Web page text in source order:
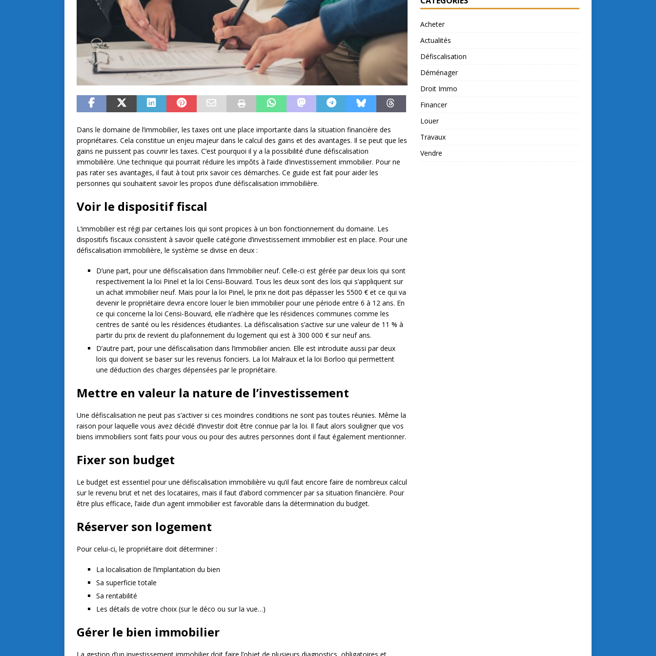
Dans le domaine de l’immobilier, les taxes ont une place importante dans la situation financière des
propriétaires. Cela constitue un enjeu majeur dans le calcul des gains et des avantages. Il se peut que les
gains ne puissent pas couvrir les taxes. C’est pourquoi il y a la possibilité d’une défiscalisation
immobilière. Une technique qui pourrait réduire les impôts à l’aide d’investissement immobilier. Pour ne
pas rater ses avantages, il faut à tout prix savoir ces démarches. Ce guide est fait pour aider les
personnes qui souhaitent savoir les propos d’une défiscalisation immobilière.
Voir le dispositif fiscal
L’immobilier est régi par certaines lois qui sont propices à un bon fonctionnement du domaine. Les
dispositifs fiscaux consistent à savoir quelle catégorie d’investissement immobilier est en place. Pour une
défiscalisation immobilière, le système se divise en deux :
D’une part, pour une défiscalisation dans l’immobilier neuf. Celle-ci est gérée par deux lois qui sont
respectivement la loi Pinel et la loi Censi-Bouvard. Tous les deux sont des lois qui s’appliquent sur
un achat immobilier neuf. Mais pour la loi Pinel, le prix ne doit pas dépasser les 5500 € et ce qui va
devenir le propriétaire devra encore louer le bien immobilier pour une période entre 6 à 12 ans. En
ce qui concerne la loi Censi-Bouvard, elle n’adhère que les résidences communes comme les
centres de santé ou les résidences étudiantes. La défiscalisation s’active sur une valeur de 11 % à
partir du prix de revient du plafonnement du logement qui est à 300 000 € sur neuf ans.
D’autre part, pour une défiscalisation dans l’immobilier ancien. Elle est introduite aussi par deux
lois qui doivent se baser sur les revenus fonciers. La loi Malraux et la loi Borloo qui permettent
une déduction des charges dépensées par le propriétaire.
Mettre en valeur la nature de l’investissement
Une défiscalisation ne peut pas s’activer si ces moindres conditions ne sont pas toutes réunies. Même la
raison pour laquelle vous avez décidé d’investir doit être connue par la loi. Il faut alors souligner que vos
biens immobiliers sont faits pour vous ou pour des autres personnes dont il faut également mentionner.
Fixer son budget
Le budget est essentiel pour une défiscalisation immobilière vu qu’il faut encore faire de nombreux calcul
sur le revenu brut et net des locataires, mais il faut d’abord commencer par sa situation financière. Pour
être plus efficace, l’aide d’un agent immobilier est favorable dans la détermination du budget.
Réserver son logement
Pour celui-ci, le propriétaire doit déterminer :
La localisation de l’implantation du bien
Sa superficie totale
Sa rentabilité
Les détails de votre choix (sur le déco ou sur la vue…)
Gérer le bien immobilier
La gestion d’un investissement immobilier doit faire l’objet de plusieurs diagnostics, obligatoires et
Acheter
Actualités
Défiscalisation
Déménager
Droit Immo
Financer
Louer
Travaux
Vendre